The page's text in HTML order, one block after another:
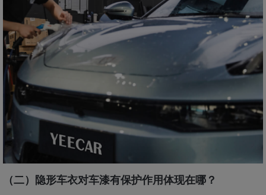
（二）隐形车衣对车漆有保护作用体现在哪？